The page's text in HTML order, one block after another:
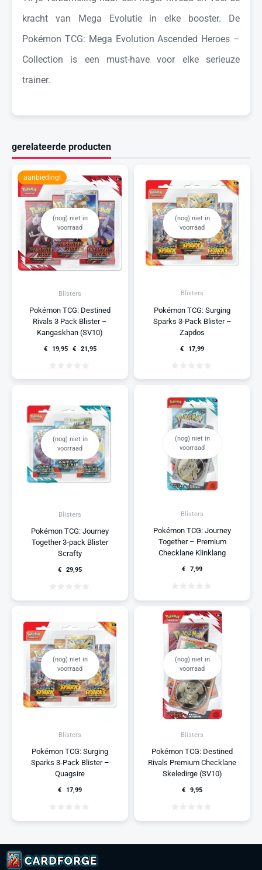
kracht van Mega Evolutie in elke booster. De
Pokémon TCG: Mega Evolution Ascended Heroes –
Collection is een must-have voor elke serieuze
trainer.
gerelateerde producten
(nog) niet in
voorraad
Blisters
Pokémon TCG: Destined
Rivals 3 Pack Blister –
Kangaskhan (SV10)
€ 21,95
€ 19,95
aanbieding!
(nog) niet in
voorraad
Blisters
Pokémon TCG: Surging
Sparks 3-Pack Blister –
Zapdos
€ 17,99
(nog) niet in
voorraad
Blisters
Pokémon TCG: Journey
Together 3-pack Blister
Scrafty
€ 29,95
(nog) niet in
voorraad
Blisters
Pokémon TCG: Journey
Together – Premium
Checklane Klinklang
€ 7,99
(nog) niet in
voorraad
Blisters
Pokémon TCG: Surging
Sparks 3-Pack Blister –
Quagsire
€ 17,99
(nog) niet in
voorraad
Blisters
Pokémon TCG: Destined
Rivals Premium Checklane
Skeledirge (SV10)
€ 9,95